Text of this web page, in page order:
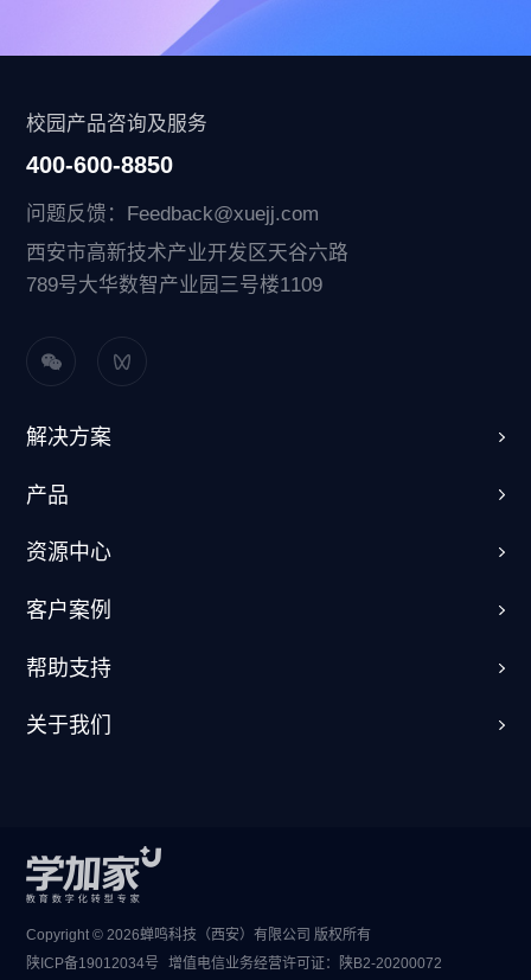
校园产品咨询及服务
400-600-8850
问题反馈：Feedback@xuejj.com
西安市高新技术产业开发区天谷六路
789号大华数智产业园三号楼1109
解决方案
产品
资源中心
客户案例
帮助支持
关于我们
Copyright © 2026蝉鸣科技（西安）有限公司 版权所有
陕ICP备19012034号
增值电信业务经营许可证： 陕B2-20200072